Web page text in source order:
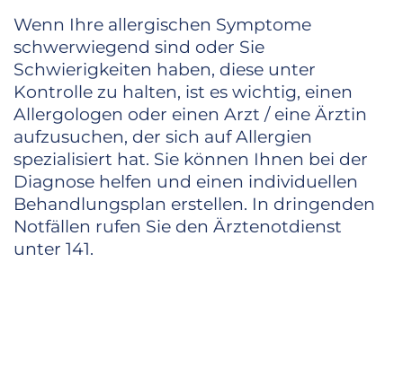
Wenn Ihre allergischen Symptome
schwerwiegend sind oder Sie
Schwierigkeiten haben, diese unter
Kontrolle zu halten, ist es wichtig, einen
Allergologen oder einen Arzt / eine Ärztin
aufzusuchen, der sich auf Allergien
spezialisiert hat. Sie können Ihnen bei der
Diagnose helfen und einen individuellen
Behandlungsplan erstellen. In dringenden
Notfällen rufen Sie den Ärztenotdienst
unter 141.